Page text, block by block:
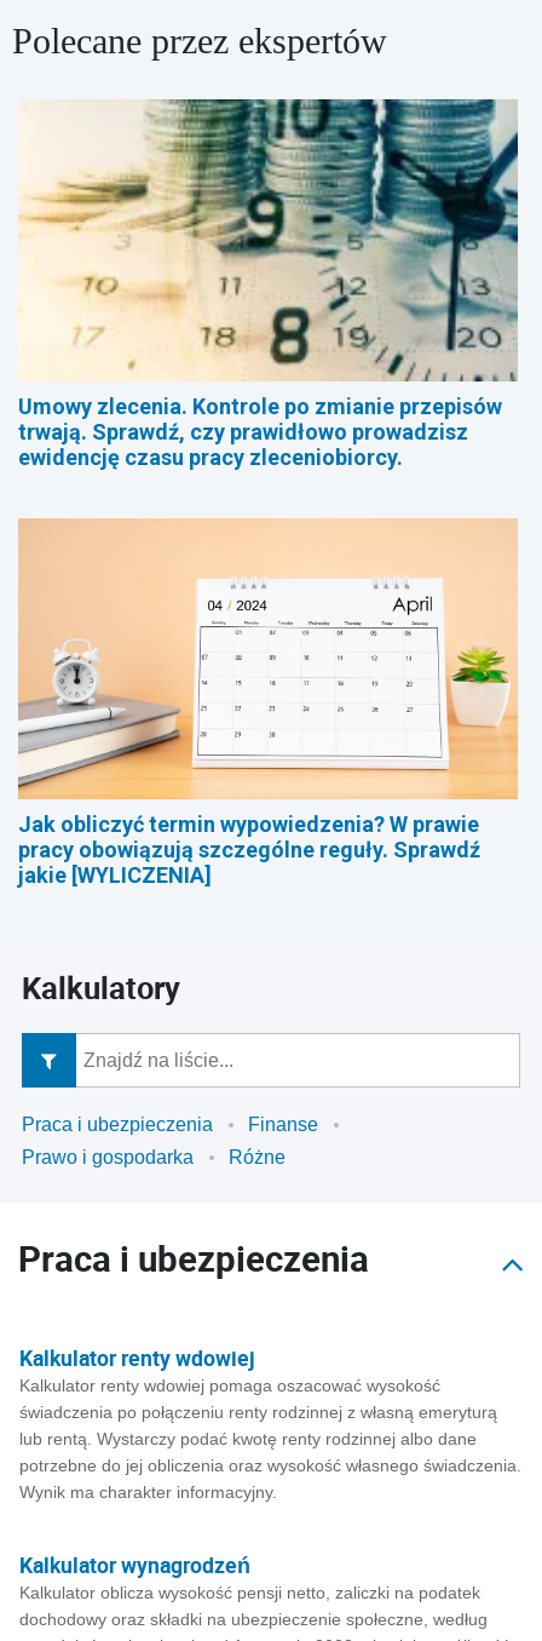
Polecane przez ekspertów
Umowy zlecenia. Kontrole po zmianie przepisów
trwają. Sprawdź, czy prawidłowo prowadzisz
ewidencję czasu pracy zleceniobiorcy.
Jak obliczyć termin wypowiedzenia? W prawie
pracy obowiązują szczególne reguły. Sprawdź
jakie [WYLICZENIA]
Kalkulatory
Praca i ubezpieczenia
Finanse
Prawo i gospodarka
Różne
Praca i ubezpieczenia
Kalkulator renty wdowiej
Kalkulator renty wdowiej pomaga oszacować wysokość
świadczenia po połączeniu renty rodzinnej z własną emeryturą
lub rentą. Wystarczy podać kwotę renty rodzinnej albo dane
potrzebne do jej obliczenia oraz wysokość własnego świadczenia.
Wynik ma charakter informacyjny.
Kalkulator wynagrodzeń
Kalkulator oblicza wysokość pensji netto, zaliczki na podatek
dochodowy oraz składki na ubezpieczenie społeczne, według